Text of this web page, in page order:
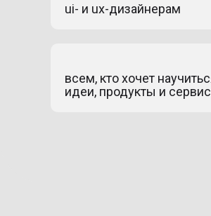
ui- и ux-дизайнерам
всем, кто хочет
идеи, продукты и